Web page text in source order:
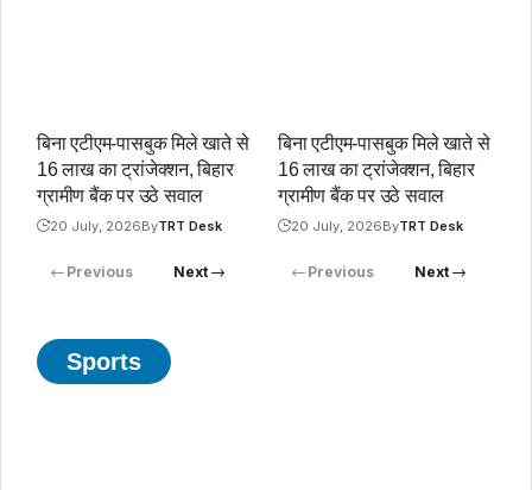
बिना एटीएम-पासबुक मिले खाते से
16 लाख का ट्रांजेक्शन, बिहार
ग्रामीण बैंक पर उठे सवाल
20 July, 2026ByTRT Desk
Previous Next
बिना एटीएम-पासबुक मिले खाते से
16 लाख का ट्रांजेक्शन, बिहार
ग्रामीण बैंक पर उठे सवाल
20 July, 2026ByTRT Desk
Previous Next
Sports